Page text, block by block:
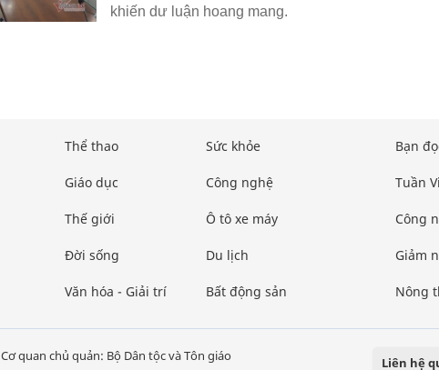
khiến dư luận hoang mang.
Thể thao
Giáo dục
Thế giới
Đời sống
Văn hóa - Giải trí
Sức khỏe
Công nghệ
Ô tô xe máy
Du lịch
Bất động sản
Bạn
Tuần
Công
Giảm
Nông
Cơ quan chủ quản: Bộ Dân tộc và Tôn giáo Liên hệ